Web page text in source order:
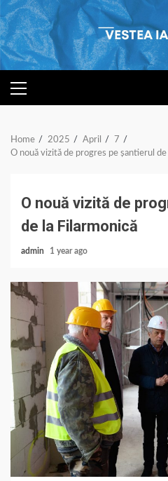
Skip
to
content
PRIMARY
MENU
Home 2025 April
7
O nouă vizită de progres pe șantierul de
O nouă vizită de
de la Filarmonică
admin 1 year ago